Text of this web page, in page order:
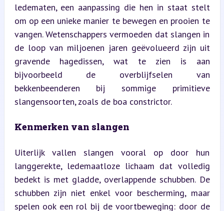
ledematen, een aanpassing die hen in staat stelt
om op een unieke manier te bewegen en prooien te
vangen. Wetenschappers vermoeden dat slangen in
de loop van miljoenen jaren geëvolueerd zijn uit
gravende hagedissen, wat te zien is aan
bijvoorbeeld de overblijfselen van
bekkenbeenderen bij sommige primitieve
slangensoorten, zoals de boa constrictor.
Kenmerken van slangen
Uiterlijk vallen slangen vooral op door hun
langgerekte, ledemaatloze lichaam dat volledig
bedekt is met gladde, overlappende schubben. De
schubben zijn niet enkel voor bescherming, maar
spelen ook een rol bij de voortbeweging: door de